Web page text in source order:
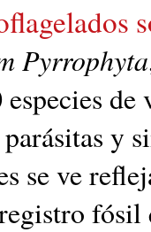
Pyrrophyta
especies
parásitas y
se ve
fósil